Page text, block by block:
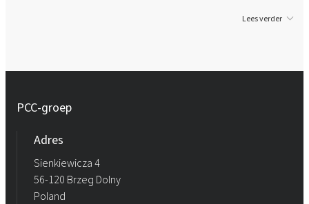
Lees verder
PCC-groep
Adres
Sienkiewicza 4
56-120 Brzeg Dolny
Poland